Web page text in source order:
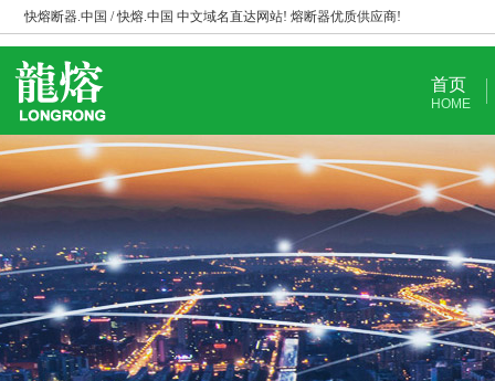
快熔断器.中国 / 快熔.中国 中文域名直达网站! 熔断器优质供应商!
首页
HOME